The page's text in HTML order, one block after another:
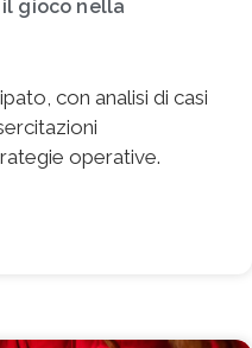
gioco nella
con analisi di casi
operative.